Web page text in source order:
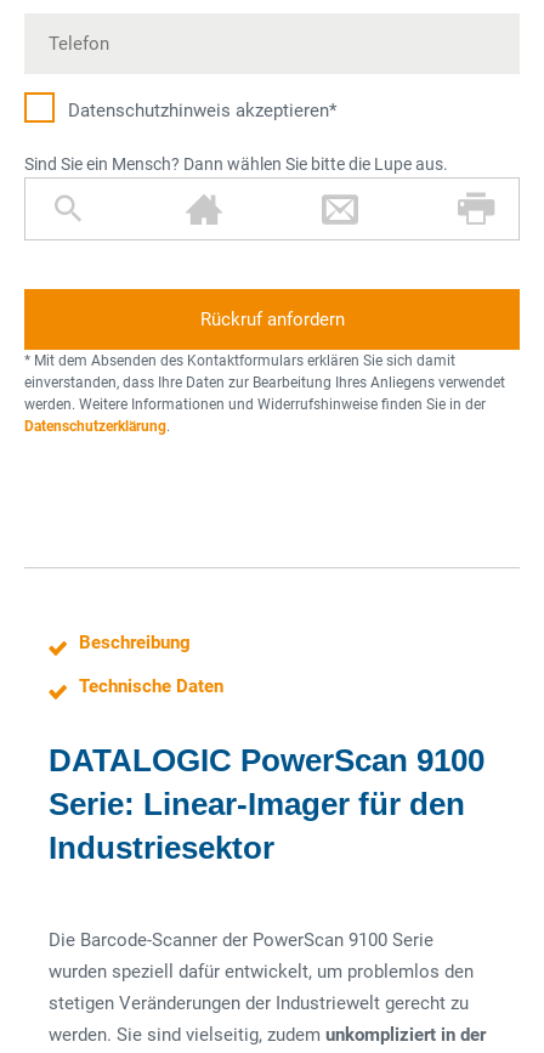
Datenschutz­hinweis akzeptieren*
Sind Sie ein Mensch? Dann wählen Sie bitte die Lupe aus.
u
e
H
a
s
B
r
e
D
r
c
e
r
* Mit dem Absenden des Kontaktformulars erklären Sie sich damit
einverstanden, dass Ihre Daten zur Bearbeitung Ihres Anliegens verwendet
werden. Weitere Informationen und Widerrufshinweise finden Sie in der
Datenschutzerklärung.
Beschreibung
Technische Daten
DATALOGIC PowerScan 9100
Serie: Linear-Imager für den
Industriesektor
Die Barcode-Scanner der PowerScan 9100 Serie
wurden speziell dafür entwickelt, um problemlos den
stetigen Veränderungen der Industriewelt gerecht zu
werden. Sie sind vielseitig, zudem unkompliziert in der